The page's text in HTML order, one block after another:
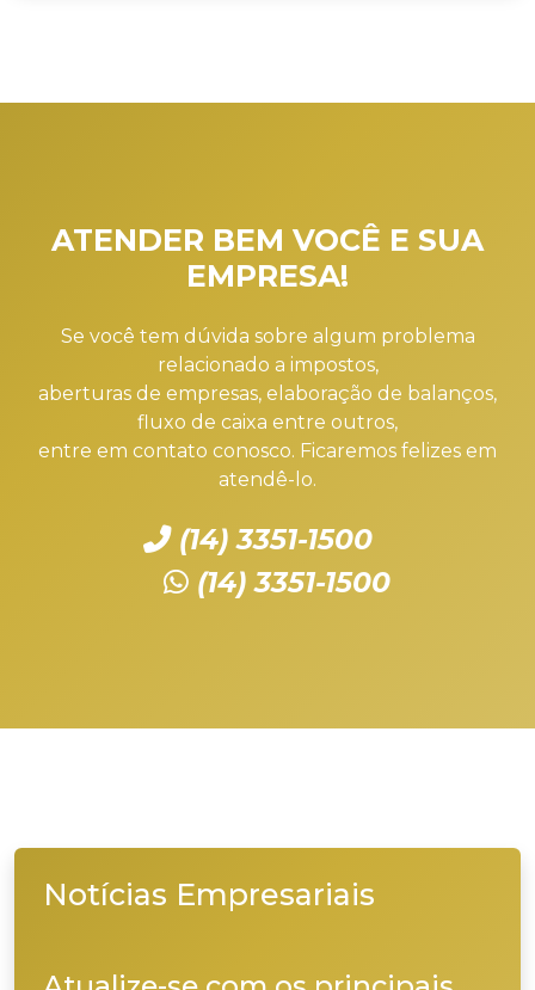
ATENDER BEM VOCÊ E SUA
EMPRESA!
Se você tem dúvida sobre algum problema
relacionado a impostos,
aberturas de empresas, elaboração de balanços,
fluxo de caixa entre outros,
entre em contato conosco. Ficaremos felizes em
atendê-lo.
(14) 3351-1500
(14) 3351-1500
Notícias Empresariais